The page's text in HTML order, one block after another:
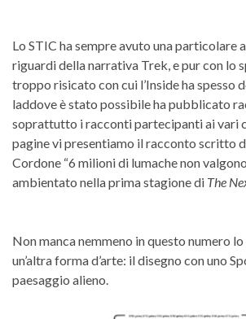
Lo STIC ha sempre avuto una particolare
riguardi della narrativa Trek, e pur con lo
troppo risicato con cui l’Inside ha spesso
laddove è stato possibile ha pubblicato
soprattutto i racconti partecipanti ai vari
pagine vi presentiamo il racconto scritto
Cordone “6 milioni di lumache non
ambientato nella prima stagione di The
Non manca nemmeno in questo numero
un’altra forma d’arte: il disegno con uno
paesaggio alieno.